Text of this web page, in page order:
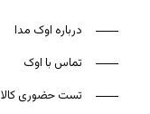
درباره اوک مدا
تماس با اوک
تست حضوری کالا